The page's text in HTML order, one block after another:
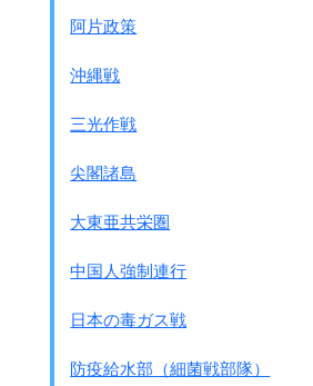
● 同 3月4日、
GHQはすぐに英訳し、日本政府と協
● 同 3月5日、
● 同 3月6日、
た。
極東委員会が昭和天皇の不起訴方針
政府は憲法改正確定案を発表、細か
極東軍事裁判開廷。
阿片政策
沖縄戦
三光作戦
尖閣諸島
大東亜共栄圏
中国人強制連行
日本の毒ガス戦
防疫給水部（細菌戦部隊）